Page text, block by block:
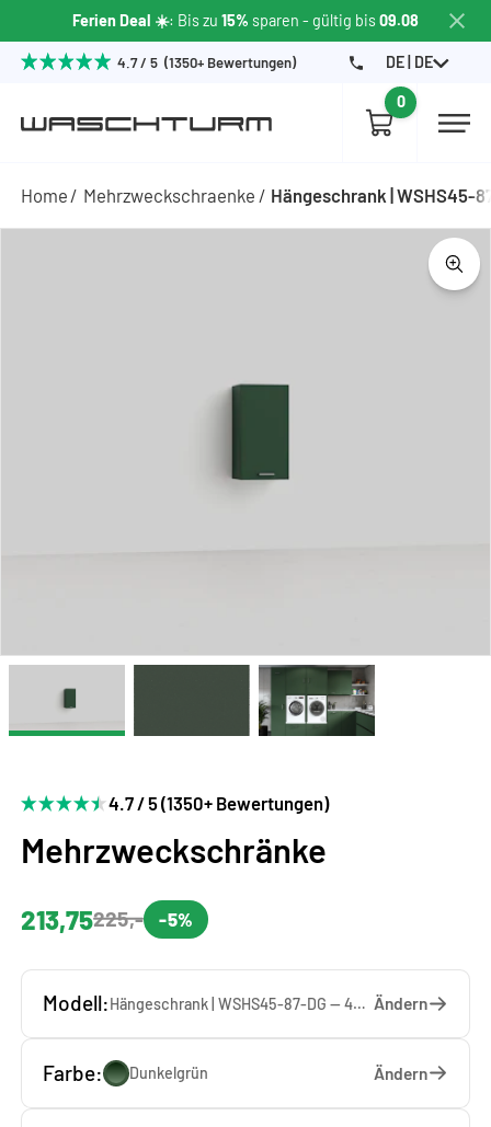
Ferien Deal ☀️: Bis zu 15% sparen - gültig bis09.08
4.7 / 5 (1350+ Bewertungen) DE | DE
0
Home Mehrzweckschraenke Hängeschrank | WSHS45-
4.7 / 5 (1350+ Bewertungen)
Mehrzweckschränke
213,75225,- -5%
Modell: Hängeschrank | WSHS45-87-DG — 45 x 87 x 37 cm Ändern
Farbe: Dunkelgrün Ändern